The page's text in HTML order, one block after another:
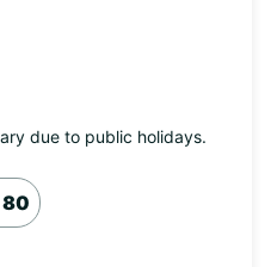
due to public holidays.
80